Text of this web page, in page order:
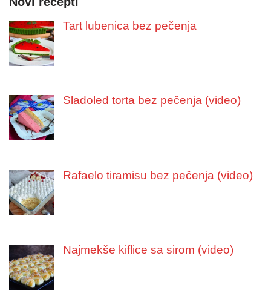
Tart lubenica bez pečenja
Sladoled torta bez pečenja (video)
Rafaelo tiramisu bez pečenja (video)
Najmekše kiflice sa sirom (video)